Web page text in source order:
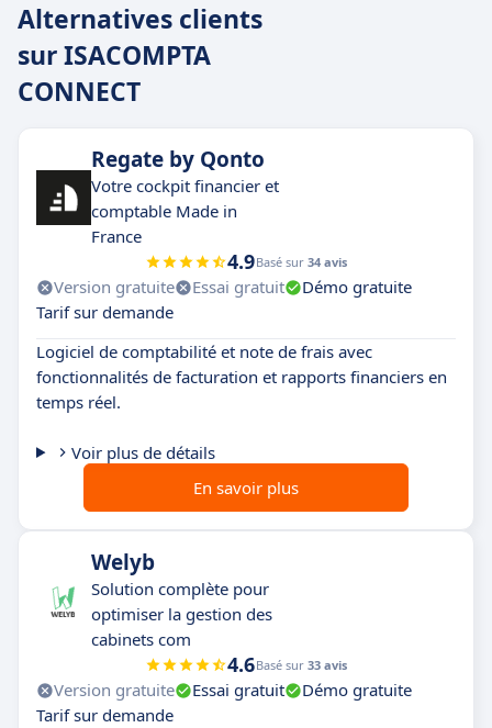
Alternatives clients
sur ISACOMPTA
CONNECT
Regate by Qonto
Votre cockpit financier et
comptable Made in
France
4.9Basé sur 34 avis
Version gratuite Essai gratuit
Démo gratuite
Tarif sur demande
Logiciel de comptabilité et note de frais avec
fonctionnalités de facturation et rapports financiers en
temps réel.
Voir plus de détails
En savoir plus
Welyb
Solution complète pour
optimiser la gestion des
cabinets com
4.6Basé sur 33 avis
Version gratuite Essai gratuit
Démo gratuite
Tarif sur demande